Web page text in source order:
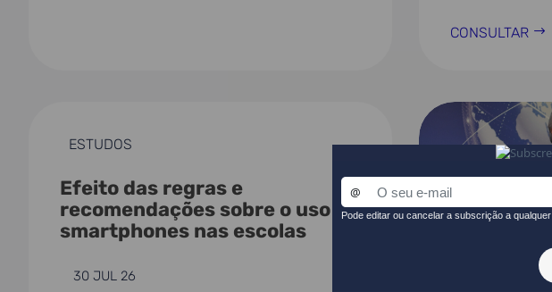
CONSULTAR
ESTUDOS
Efeito das regras e
recomendações sobre o uso de
smartphones nas escolas
30 JUL 26